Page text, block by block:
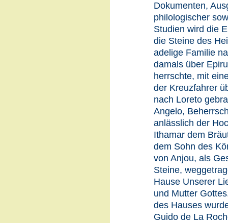
Dokumenten,
philologischer
Studien wird die
die Steine des
adelige Familie
damals über
herrschte, mit
der Kreuzfahrer
nach Loreto
Angelo,
anlässlich der
Ithamar dem
dem Sohn des
von Anjou, als
Steine,
Hause Unserer
und Mutter
des Hauses
Guido de La